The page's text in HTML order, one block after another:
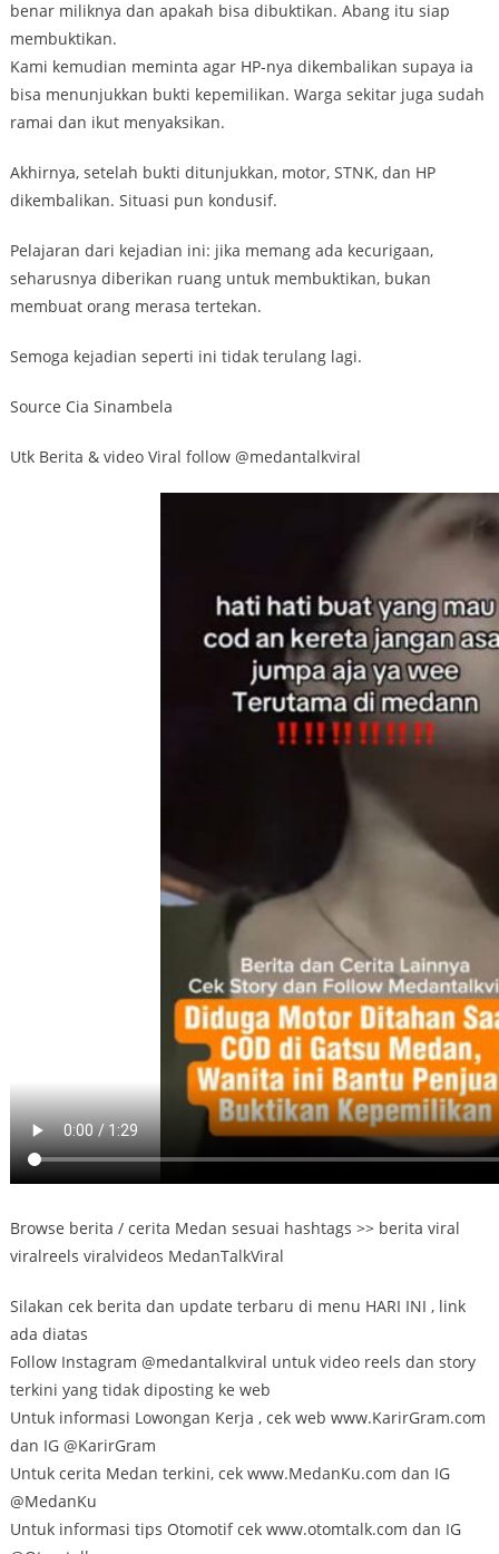
benar miliknya dan apakah bisa dibuktikan. Abang itu siap
membuktikan.
Kami kemudian meminta agar HP-nya dikembalikan supaya ia
bisa menunjukkan bukti kepemilikan. Warga sekitar juga sudah
ramai dan ikut menyaksikan.
Akhirnya, setelah bukti ditunjukkan, motor, STNK, dan HP
dikembalikan. Situasi pun kondusif.
Pelajaran dari kejadian ini: jika memang ada kecurigaan,
seharusnya diberikan ruang untuk membuktikan, bukan
membuat orang merasa tertekan.
Semoga kejadian seperti ini tidak terulang lagi.
Source Cia Sinambela
Utk Berita & video Viral follow @medantalkviral
Browse berita / cerita Medan sesuai hashtags >> berita viral
viralreels viralvideos MedanTalkViral
Silakan cek berita dan update terbaru di menu HARI INI , link
ada diatas
Follow Instagram @medantalkviral untuk video reels dan story
terkini yang tidak diposting ke web
Untuk informasi Lowongan Kerja , cek web www.KarirGram.com
dan IG @KarirGram
Untuk cerita Medan terkini, cek www.MedanKu.com dan IG
@MedanKu
Untuk informasi tips Otomotif cek www.otomtalk.com dan IG